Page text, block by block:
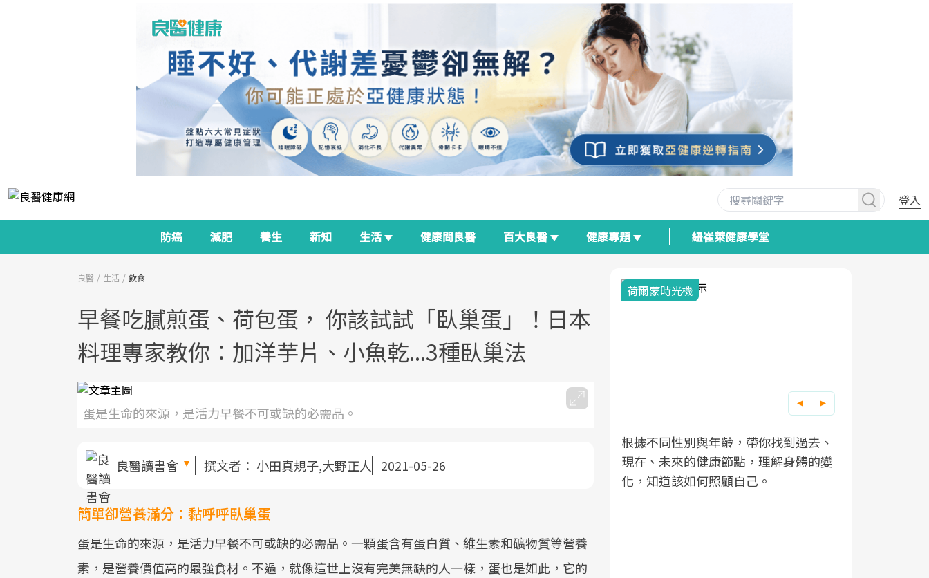
登入
防癌 減肥 養生 新知 生活 健康問良醫 百大良醫 健康專題 紐崔萊健康學堂
良醫 生活 飲食
早餐吃膩煎蛋、荷包蛋， 你該試試「臥巢蛋」！日本
料理專家教你：加洋芋片、小魚乾...3種臥巢法
蛋是生命的來源，是活力早餐不可或缺的必需品。
良醫讀書會 撰文者： 小田真規子,大野正人 2021-05-26
簡單卻營養滿分：黏呼呼臥巢蛋
蛋是生命的來源，是活力早餐不可或缺的必需品。一顆蛋含有蛋白質、維生素和礦物質等營養
素，是營養價值高的最強食材。不過，就像這世上沒有完美無缺的人一樣，蛋也是如此，它的
邁向「健康照護」的新時代。隨著國家
療院所的服務，更是民眾了解自身健康
狀況、啟動健康管理的重要起點。
健康新生活」，從講座、體驗到運動，
發，透過醫學觀點與日常感受的對話，
荷爾蒙時光機
根據不同性別與年齡，帶你找到過去、
現在、未來的健康節點，理解身體的變
化，知道該如何照顧自己。